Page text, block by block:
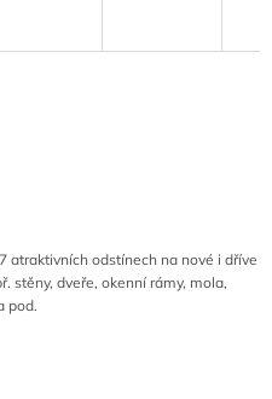
atraktivních odstínech na nové i dříve
stěny, dveře, okenní rámy, mola,
pod.